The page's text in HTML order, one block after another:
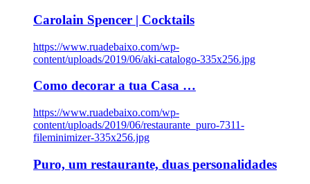
Carolain Spencer | Cocktails
https://www.ruadebaixo.com/wp-
content/uploads/2019/06/aki-catalogo-335x256.jpg
Como decorar a tua Casa …
https://www.ruadebaixo.com/wp-
content/uploads/2019/06/restaurante_puro-7311-
fileminimizer-335x256.jpg
Puro, um restaurante, duas personalidades